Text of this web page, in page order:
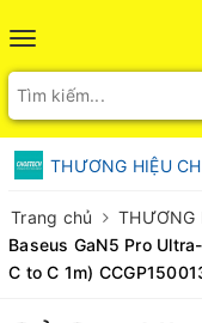
Toggle
navigation
THƯƠNG HIỆU
Trang chủ THƯƠNG
Baseus GaN5 Pro
C to C 1m)